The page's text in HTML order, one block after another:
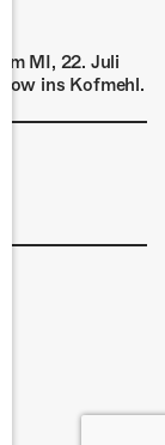
MI, 22. Juli
ins Kofmehl.